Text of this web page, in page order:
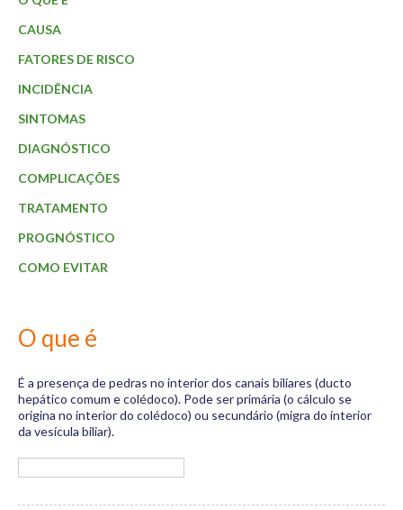
CAUSA
FATORES DE RISCO
INCIDÊNCIA
SINTOMAS
DIAGNÓSTICO
COMPLICAÇÕES
TRATAMENTO
PROGNÓSTICO
COMO EVITAR
O que é
É a presença de pedras no interior dos canais biliares (ducto
hepático comum e colédoco). Pode ser primária (o cálculo se
origina no interior do colédoco) ou secundário (migra do interior
da vesícula biliar).